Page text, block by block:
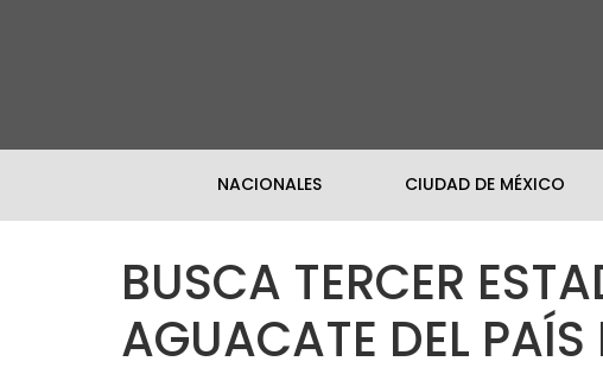
NACIONALES CIUDAD DE MÉXICO
BUSCA TERCER
AGUACATE DEL PAÍS